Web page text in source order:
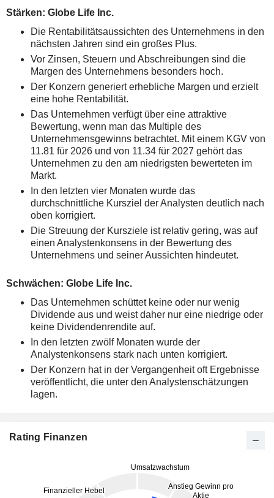
Stärken: Globe Life Inc.
Die Rentabilitätsaussichten des Unternehmens in den
nächsten Jahren sind ein großes Plus.
Vor Zinsen, Steuern und Abschreibungen sind die
Margen des Unternehmens besonders hoch.
Der Konzern generiert erhebliche Margen und erzielt
eine hohe Rentabilität.
Das Unternehmen verfügt über eine attraktive
Bewertung, wenn man das Multiple des
Unternehmensgewinns betrachtet. Mit einem KGV von
11.81 für 2026 und von 11.34 für 2027 gehört das
Unternehmen zu den am niedrigsten bewerteten im
Markt.
In den letzten vier Monaten wurde das
durchschnittliche Kursziel der Analysten deutlich nach
oben korrigiert.
Die Streuung der Kursziele ist relativ gering, was auf
einen Analystenkonsens in der Bewertung des
Unternehmens und seiner Aussichten hindeutet.
Schwächen: Globe Life Inc.
Das Unternehmen schüttet keine oder nur wenig
Dividende aus und weist daher nur eine niedrige oder
keine Dividendenrendite auf.
In den letzten zwölf Monaten wurde der
Analystenkonsens stark nach unten korrigiert.
Der Konzern hat in der Vergangenheit oft Ergebnisse
veröffentlicht, die unter den Analystenschätzungen
lagen.
Rating Finanzen